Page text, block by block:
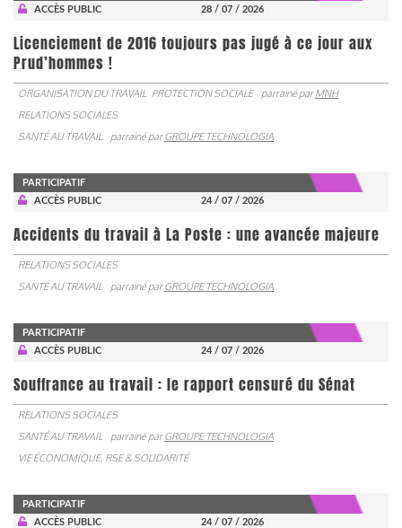
ACCÈS PUBLIC
28 / 07 / 2026
Licenciement de 2016 toujours pas jugé à ce jour aux
Prud’hommes !
ORGANISATION DU TRAVAIL PROTECTION SOCIALE parrainé parMNH
RELATIONS SOCIALES
SANTÉ AU TRAVAIL
parrainé parGROUPE TECHNOLOGIA
PARTICIPATIF
ACCÈS PUBLIC
24 / 07 / 2026
Accidents du travail à La Poste : une avancée majeure
RELATIONS SOCIALES
SANTÉ AU TRAVAIL
parrainé parGROUPE TECHNOLOGIA
PARTICIPATIF
ACCÈS PUBLIC
24 / 07 / 2026
Souffrance au travail : le rapport censuré du Sénat
RELATIONS SOCIALES
SANTÉ AU TRAVAIL
parrainé parGROUPE TECHNOLOGIA
VIE ÉCONOMIQUE, RSE & SOLIDARITÉ
PARTICIPATIF
ACCÈS PUBLIC
24 / 07 / 2026